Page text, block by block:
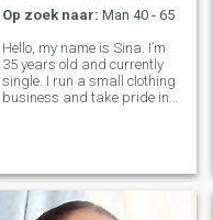
Op zoek naar: Man 40 - 65
Hello, my name is Sina. I’m
35 years old and currently
single. I run a small clothing
business and take pride in
to music, and going on